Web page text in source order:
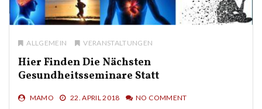
ALLGEMEIN VERANSTALTUNGEN
Hier Finden Die Nächsten
Gesundheitsseminare Statt
MAMO 22. APRIL 2018 NO COMMENT